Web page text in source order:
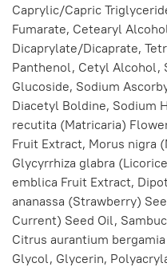
Caprylic/Capric
Fumarate, Cetearyl
Dicaprylate/Dicaprate,
Panthenol, Cetyl Alcohol,
Glucoside, Sodium
Diacetyl Boldine, Sodium
recutita (Matricaria)
Fruit Extract, Morus nigra
Glycyrrhiza glabra
emblica Fruit Extract,
ananassa (Strawberry)
Current) Seed Oil,
Citrus aurantium
Glycol, Glycerin,